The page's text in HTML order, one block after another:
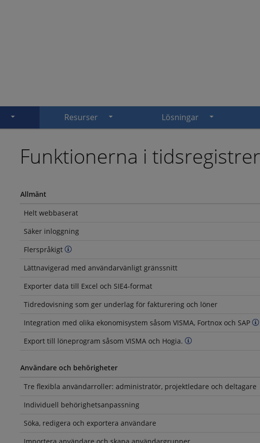
Resurser Lösningar
Funktionerna i
Allmänt
Helt webbaserat
Säker inloggning
Flerspråkigt
Lättnavigerad med användarvänligt gränssnitt
Exporter data till Excel och SIE4-format
Tidredovisning som ger underlag för fakturering och löner
Integration med olika ekonomisystem såsom VISMA, Fortnox och SAP
Export till löneprogram såsom VISMA och Hogia.
Användare och behörigheter
Tre flexibla användarroller: administratör, projektledare och deltagare
Individuell behörighetsanpassning
Söka, redigera och exportera användare